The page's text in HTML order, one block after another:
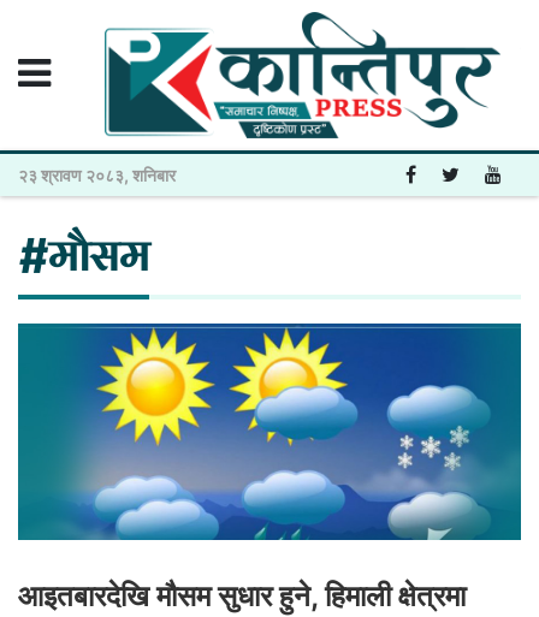
२३ श्रावण २०८३, शनिबार
#मौसम
आइतबारदेखि मौसम सुधार हुने, हिमाली क्षेत्रमा